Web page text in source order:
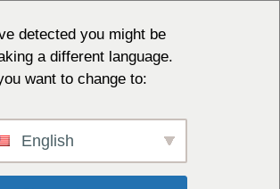
detected you might be
a different language.
want to change to:
English